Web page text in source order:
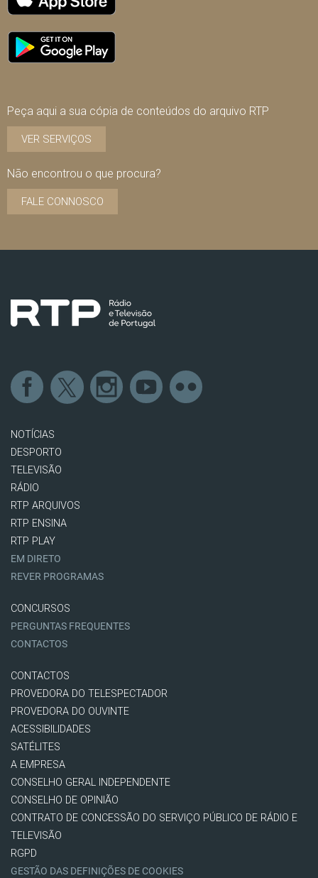
Peça aqui a sua cópia de conteúdos do arquivo RTP
VER SERVIÇOS
Não encontrou o que procura?
FALE CONNOSCO
NOTÍCIAS
DESPORTO
TELEVISÃO
RÁDIO
RTP ARQUIVOS
RTP ENSINA
RTP PLAY
EM DIRETO
REVER PROGRAMAS
CONCURSOS
PERGUNTAS FREQUENTES
CONTACTOS
CONTACTOS
PROVEDORA DO TELESPECTADOR
PROVEDORA DO OUVINTE
ACESSIBILIDADES
SATÉLITES
A EMPRESA
CONSELHO GERAL INDEPENDENTE
CONSELHO DE OPINIÃO
CONTRATO DE CONCESSÃO DO SERVIÇO PÚBLICO DE RÁDIO E
TELEVISÃO
RGPD
GESTÃO DAS DEFINIÇÕES DE COOKIES